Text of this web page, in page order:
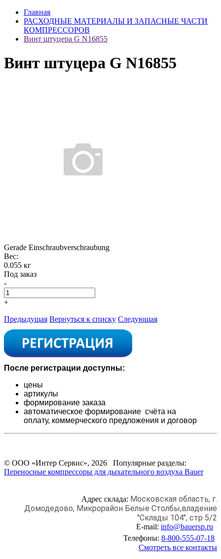
Главная
РАСХОДНЫЕ МАТЕРИАЛЫ И ЗАПАСНЫЕ ЧАСТИ
КОМПРЕССОРОВ
Винт штуцера G N16855
Винт штуцера G N16855
Gerade Einschraubverschraubung
Вес:
0.055 кг
Под заказ
-
+
Предыдущая Вернуться к списку Следующая
После регистрации доступны:
цены
артикулы
формирование заказа
автоматическое формирование счёта на
оплату, коммерческого предложения и договор
© ООО «Интер Сервис», 2026 Популярные разделы:
Переносные компрессоры для дыхательного воздуха Bauer
Адрес склада: Московская область, г.
Домодедово, Микрорайон Белые Столбы,владение
"Склады 104", стр 5/2
E-mail: info@bauersp.ru
Телефоны: 8-800-555-07-18
Смотреть все контакты